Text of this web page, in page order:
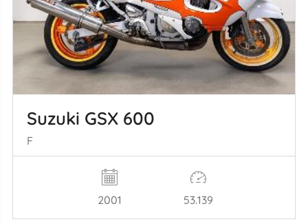
Suzuki GSX 600
F
2001 53.139